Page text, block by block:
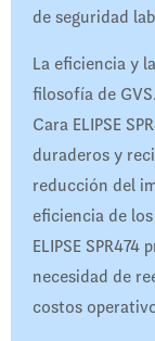
de seguridad
La eficiencia y
filosofía de
Cara ELIPSE
duraderos y
reducción del
eficiencia de
ELIPSE
necesidad de
costos